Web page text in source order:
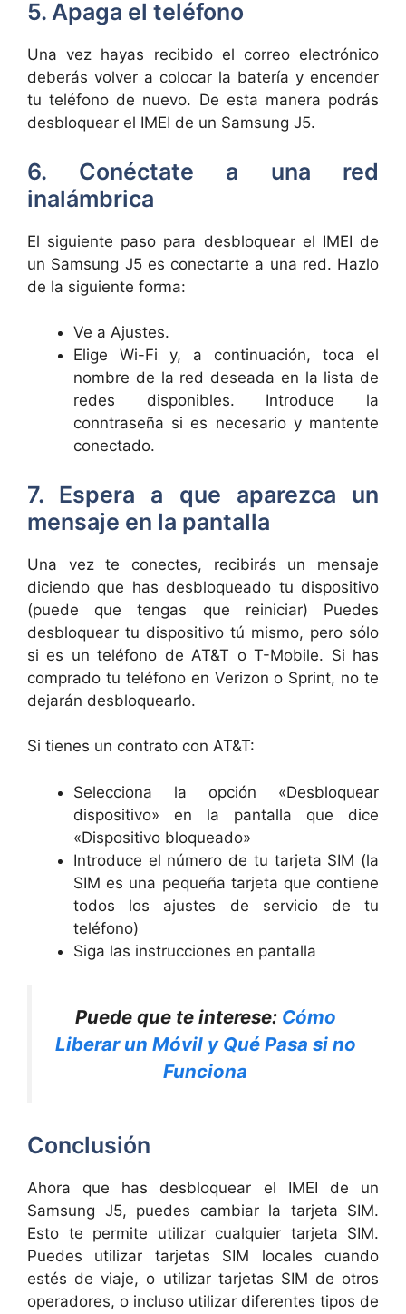
5. Apaga el teléfono
Una vez hayas recibido el correo electrónico
deberás volver a colocar la batería y encender
tu teléfono de nuevo. De esta manera podrás
desbloquear el IMEI de un Samsung J5.
6. Conéctate a una red
inalámbrica
El siguiente paso para desbloquear el IMEI de
un Samsung J5 es conectarte a una red. Hazlo
de la siguiente forma:
Ve a Ajustes.
Elige Wi-Fi y, a continuación, toca el
nombre de la red deseada en la lista de
redes disponibles. Introduce la
conntraseña si es necesario y mantente
conectado.
7. Espera a que aparezca un
mensaje en la pantalla
Una vez te conectes, recibirás un mensaje
diciendo que has desbloqueado tu dispositivo
(puede que tengas que reiniciar) Puedes
desbloquear tu dispositivo tú mismo, pero sólo
si es un teléfono de AT&T o T-Mobile. Si has
comprado tu teléfono en Verizon o Sprint, no te
dejarán desbloquearlo.
Si tienes un contrato con AT&T:
Selecciona la opción «Desbloquear
dispositivo» en la pantalla que dice
«Dispositivo bloqueado»
Introduce el número de tu tarjeta SIM (la
SIM es una pequeña tarjeta que contiene
todos los ajustes de servicio de tu
teléfono)
Siga las instrucciones en pantalla
Puede que te interese: Cómo
Liberar un Móvil y Qué Pasa si no
Funciona
Conclusión
Ahora que has desbloquear el IMEI de un
Samsung J5, puedes cambiar la tarjeta SIM.
Esto te permite utilizar cualquier tarjeta SIM.
Puedes utilizar tarjetas SIM locales cuando
estés de viaje, o utilizar tarjetas SIM de otros
operadores, o incluso utilizar diferentes tipos de